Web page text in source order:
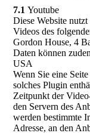
7.1 Youtube
Diese Website
Videos des
Gordon House, 4
Daten können
USA
Wenn Sie eine
solches Plugin
Zeitpunkt der
den Servern des
werden bestimmte
Adresse, an den